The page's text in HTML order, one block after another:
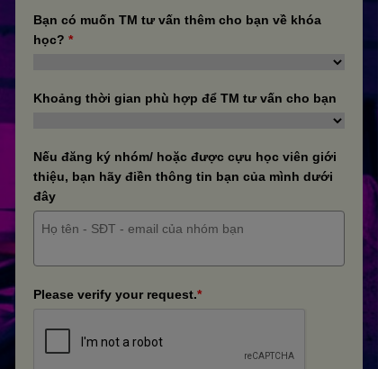
Bạn có muốn TM tư vấn thêm cho bạn về khóa
học? *
Khoảng thời gian phù hợp để TM tư vấn cho bạn
Nếu đăng ký nhóm/ hoặc được cựu học viên giới
thiệu, bạn hãy điền thông tin bạn của mình dưới
đây
Please verify your request.*